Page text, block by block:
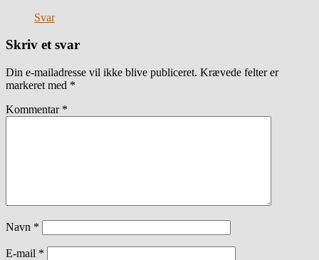
Svar
Skriv et svar
Din e-mailadresse vil ikke blive publiceret. Krævede felter er
markeret med *
Kommentar *
Navn *
E-mail *